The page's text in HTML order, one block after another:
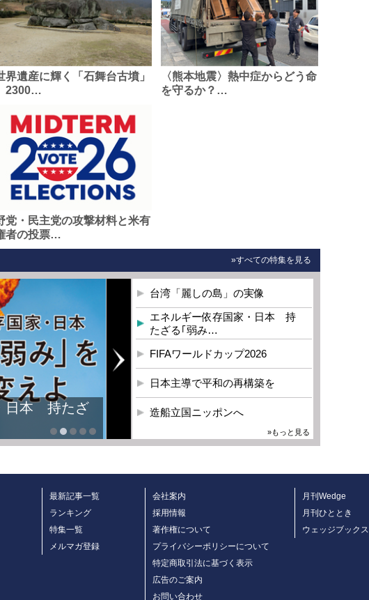
界遺産に輝く「石舞台古墳」
2300…
〈熊本地震〉熱中症からどう命
を守るか？…
党・民主党の攻撃材料と米有
者の投票…
»すべての特集を見る
日本 持たざ
台湾「麗しの島」の実像
エネルギー依存国家・日本 持
たざる｢弱み…
FIFAワールドカップ2026
日本主導で平和の再構築を
造船立国ニッポンへ
»もっと見る
最新記事一覧
ランキング
特集一覧
メルマガ登録
会社案内
採用情報
著作権について
プライバシーポリシーについて
特定商取引法に基づく表示
広告のご案内
お問い合わせ
月刊Wedge
月刊ひととき
ウェッジブックス